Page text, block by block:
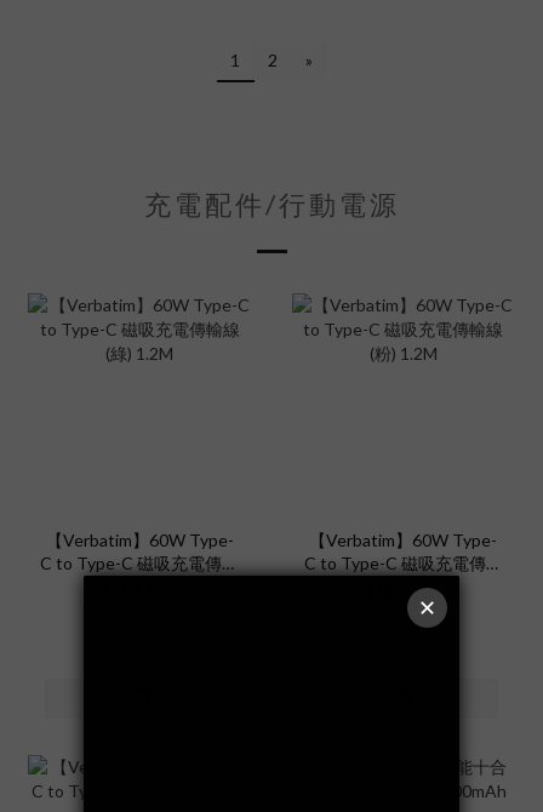
1 2 »
充電配件/行動電源
【Verbatim】60W Type-
C to Type-C 磁吸充電傳輸
【Verbatim】60W Type-
C to Type-C 磁吸充電傳輸
線(粉) 1.2M
NT$490
NT$690